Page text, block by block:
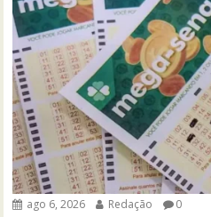
ago 6, 2026 Redação 0